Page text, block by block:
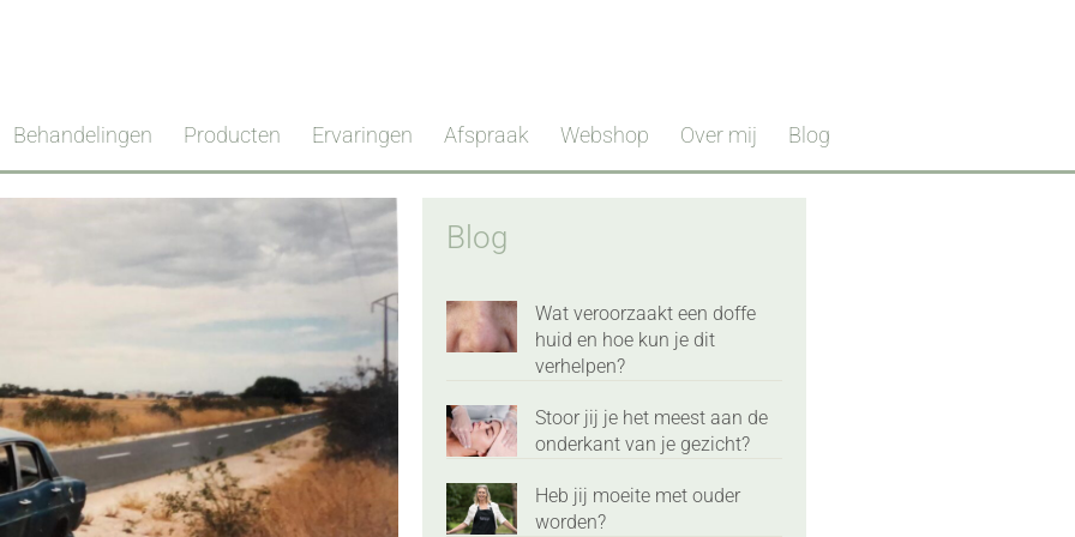
Behandelingen Producten Ervaringen Afspraak Webshop Over mij Blog
Blog
Wat veroorzaakt een doffe
huid en hoe kun je dit
verhelpen?
Stoor jij je het meest aan de
onderkant van je gezicht?
Heb jij moeite met ouder
worden?